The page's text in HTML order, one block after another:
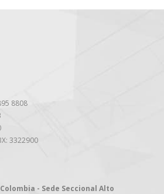
8808
3322900
- Sede Seccional Alto